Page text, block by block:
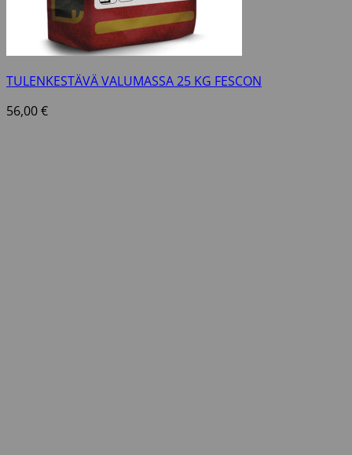
TULENKESTÄVÄ VALUMASSA 25 KG FESCON
56,00€